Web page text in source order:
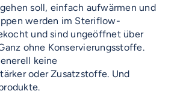
soll, einfach aufwärmen und
werden im Steriflow-
und sind ungeöffnet über
ohne Konservierungsstoffe.
keine
oder Zusatzstoffe. Und